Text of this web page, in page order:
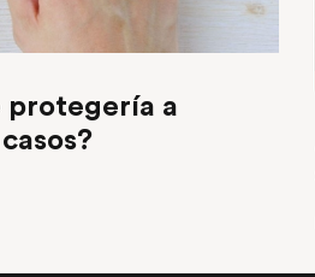
protegería a